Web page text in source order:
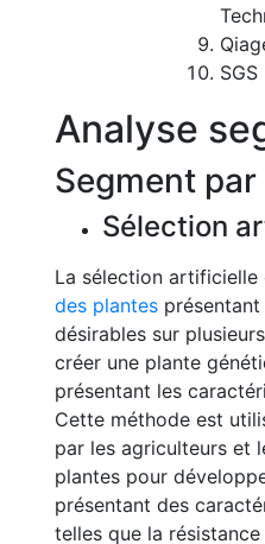
SGS
Analyse
Segment
Sélection
La sélection artificielle
des plantes
désirables sur
créer une plante
présentant les
Cette méthode est
par les agriculteurs et
plantes pour
présentant des
telles que la